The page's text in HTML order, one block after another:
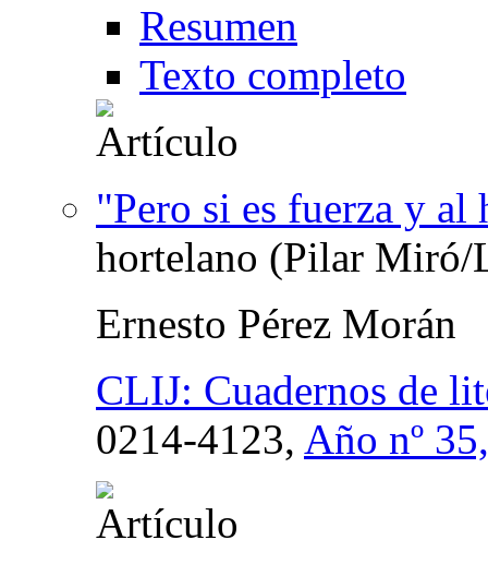
Resumen
Texto completo
"Pero si es fuerza y
hortelano (Pilar Miró/
Ernesto Pérez Morán
CLIJ: Cuadernos de
0214-4123, Año nº